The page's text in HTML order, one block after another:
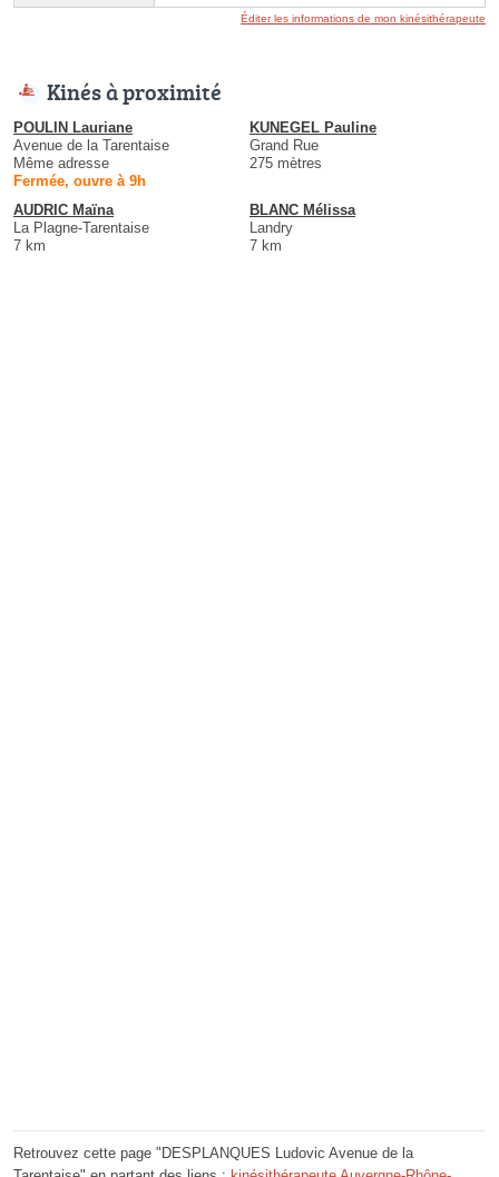
Éditer les informations de mon kinésithérapeute
Kinés à proximité
POULIN Lauriane
Avenue de la Tarentaise
Même adresse
Fermée, ouvre à 9h
KUNEGEL Pauline
Grand Rue
275 mètres
AUDRIC Maïna
La Plagne-Tarentaise
7 km
BLANC Mélissa
Landry
7 km
Retrouvez cette page "DESPLANQUES Ludovic Avenue de la